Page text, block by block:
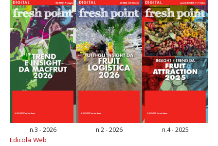
n.3 - 2026 n.2 - 2026 n.4 - 2025
Edicola Web